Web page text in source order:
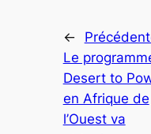
←
Le
Desert to
en Afrique de
l’Ouest va